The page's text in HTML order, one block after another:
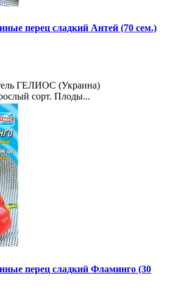
перец сладкий Антей (70 сем.)
ГЕЛИОС (Украина)
сорт. Плоды...
перец сладкий Фламинго (30